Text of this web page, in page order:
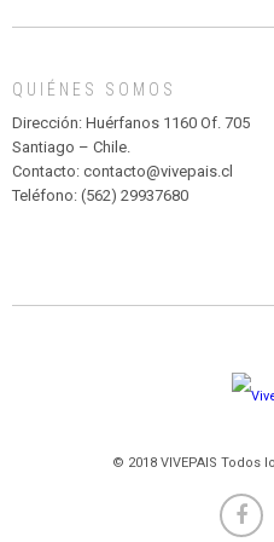
MADAGASCAR
PARQUE
HURATDO
QUIÉNES SOMOS
Dirección: Huérfanos 1160 Of. 705
Santiago – Chile.
Contacto: contacto@vivepais.cl
Teléfono: (562) 29937680
© 2018 VIVEPAIS Todos